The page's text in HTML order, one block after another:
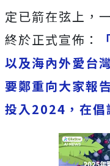
定已箭在弦上，
終於正式宣佈：
以及海內外愛台
要鄭重向大家報
投入2024，在倡